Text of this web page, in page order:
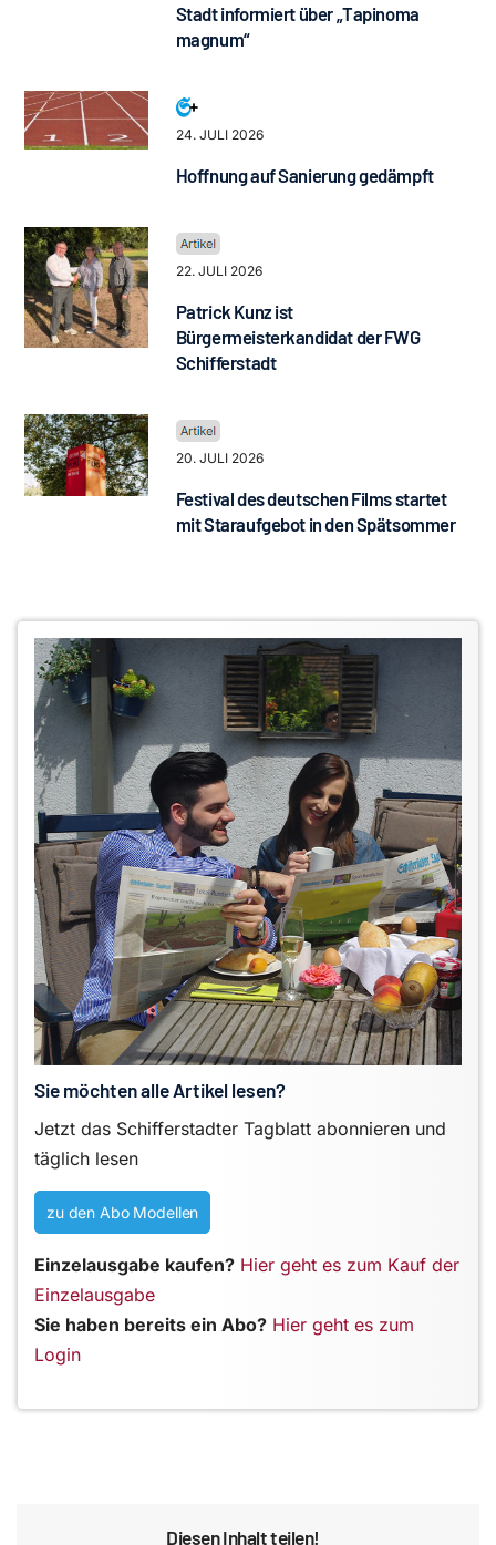
Stadt informiert über „Tapinoma
magnum“
24. JULI 2026
Hoffnung auf Sanierung gedämpft
22. JULI 2026
Patrick Kunz ist
Bürgermeisterkandidat der FWG
Schifferstadt
20. JULI 2026
Festival des deutschen Films startet
mit Staraufgebot in den Spätsommer
Sie möchten alle Artikel lesen?
Jetzt das Schifferstadter Tagblatt abonnieren und
täglich lesen
zu den Abo Modellen
Einzelausgabe kaufen? Hier geht es zum Kauf der
Einzelausgabe
Sie haben bereits ein Abo? Hier geht es zum
Login
Diesen Inhalt teilen!